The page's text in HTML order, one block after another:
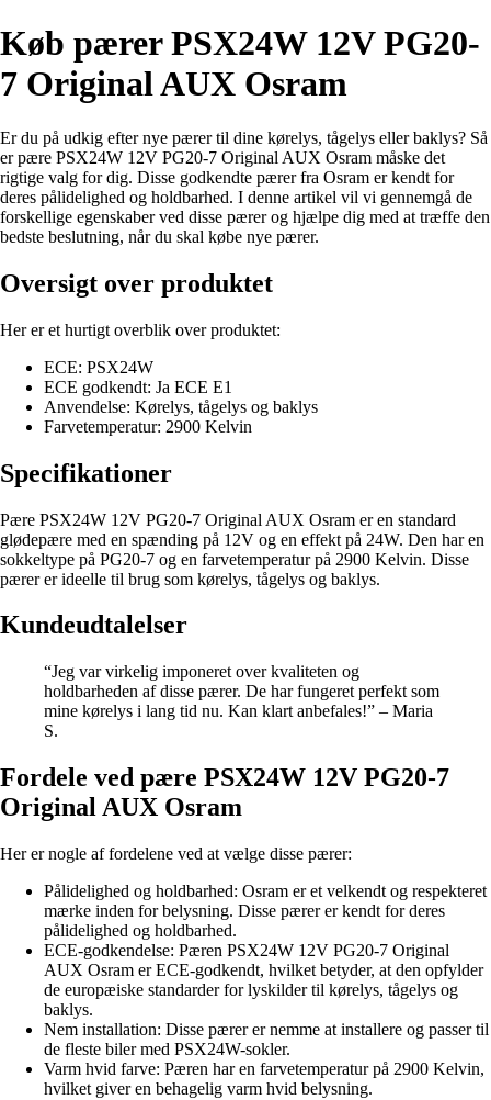
Køb pærer PSX24W 12V PG20-
7 Original AUX Osram
Er du på udkig efter nye pærer til dine kørelys, tågelys eller baklys? Så
er pære PSX24W 12V PG20-7 Original AUX Osram måske det
rigtige valg for dig. Disse godkendte pærer fra Osram er kendt for
deres pålidelighed og holdbarhed. I denne artikel vil vi gennemgå de
forskellige egenskaber ved disse pærer og hjælpe dig med at træffe den
bedste beslutning, når du skal købe nye pærer.
Oversigt over produktet
Her er et hurtigt overblik over produktet:
ECE: PSX24W
ECE godkendt: Ja ECE E1
Anvendelse: Kørelys, tågelys og baklys
Farvetemperatur: 2900 Kelvin
Specifikationer
Pære PSX24W 12V PG20-7 Original AUX Osram er en standard
glødepære med en spænding på 12V og en effekt på 24W. Den har en
sokkeltype på PG20-7 og en farvetemperatur på 2900 Kelvin. Disse
pærer er ideelle til brug som kørelys, tågelys og baklys.
Kundeudtalelser
“Jeg var virkelig imponeret over kvaliteten og
holdbarheden af disse pærer. De har fungeret perfekt som
mine kørelys i lang tid nu. Kan klart anbefales!” – Maria
S.
Fordele ved pære PSX24W 12V PG20-7
Original AUX Osram
Her er nogle af fordelene ved at vælge disse pærer:
Pålidelighed og holdbarhed: Osram er et velkendt og respekteret
mærke inden for belysning. Disse pærer er kendt for deres
pålidelighed og holdbarhed.
ECE-godkendelse: Pæren PSX24W 12V PG20-7 Original
AUX Osram er ECE-godkendt, hvilket betyder, at den opfylder
de europæiske standarder for lyskilder til kørelys, tågelys og
baklys.
Nem installation: Disse pærer er nemme at installere og passer til
de fleste biler med PSX24W-sokler.
Varm hvid farve: Pæren har en farvetemperatur på 2900 Kelvin,
hvilket giver en behagelig varm hvid belysning.